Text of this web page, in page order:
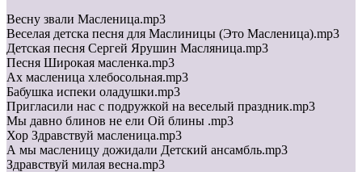
Весну звали Масленица.mp3
Веселая детска песня для Маслиницы (Это Масленица).mp3
Детская песня Сергей Ярушин Масляница.mp3
Песня Широкая масленка.mp3
Ах масленица хлебосольная.mp3
Бабушка испеки оладушки.mp3
Пригласили нас с подружкой на веселый праздник.mp3
Мы давно блинов не ели Ой блины .mp3
Хор Здравствуй масленица.mp3
А мы масленицу дожидали Детский ансамбль.mp3
Здравствуй милая весна.mp3